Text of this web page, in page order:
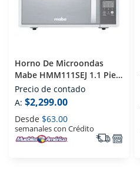
Horno De Microondas
Mabe HMM111SEJ 1.1 Pies
Espejo
Precio de contado
A: $2,299.00
Desde $63.00
semanales con Crédito